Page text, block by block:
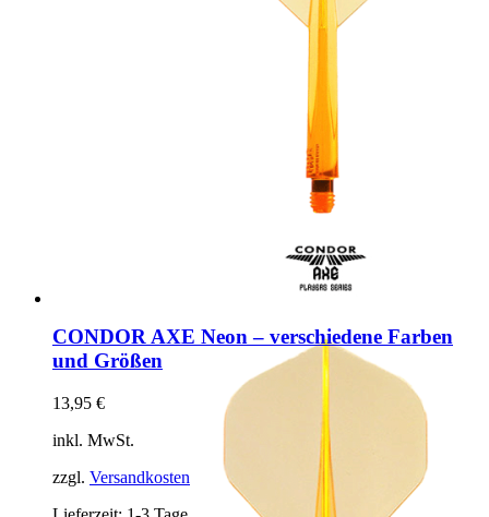
CONDOR AXE Neon – verschiedene Farben
und Größen
13,95 €
inkl. MwSt.
zzgl. Versandkosten